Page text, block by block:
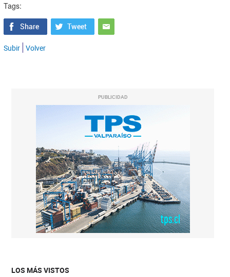
Tags:
Subir Volver
PUBLICIDAD
LOS MÁS VISTOS